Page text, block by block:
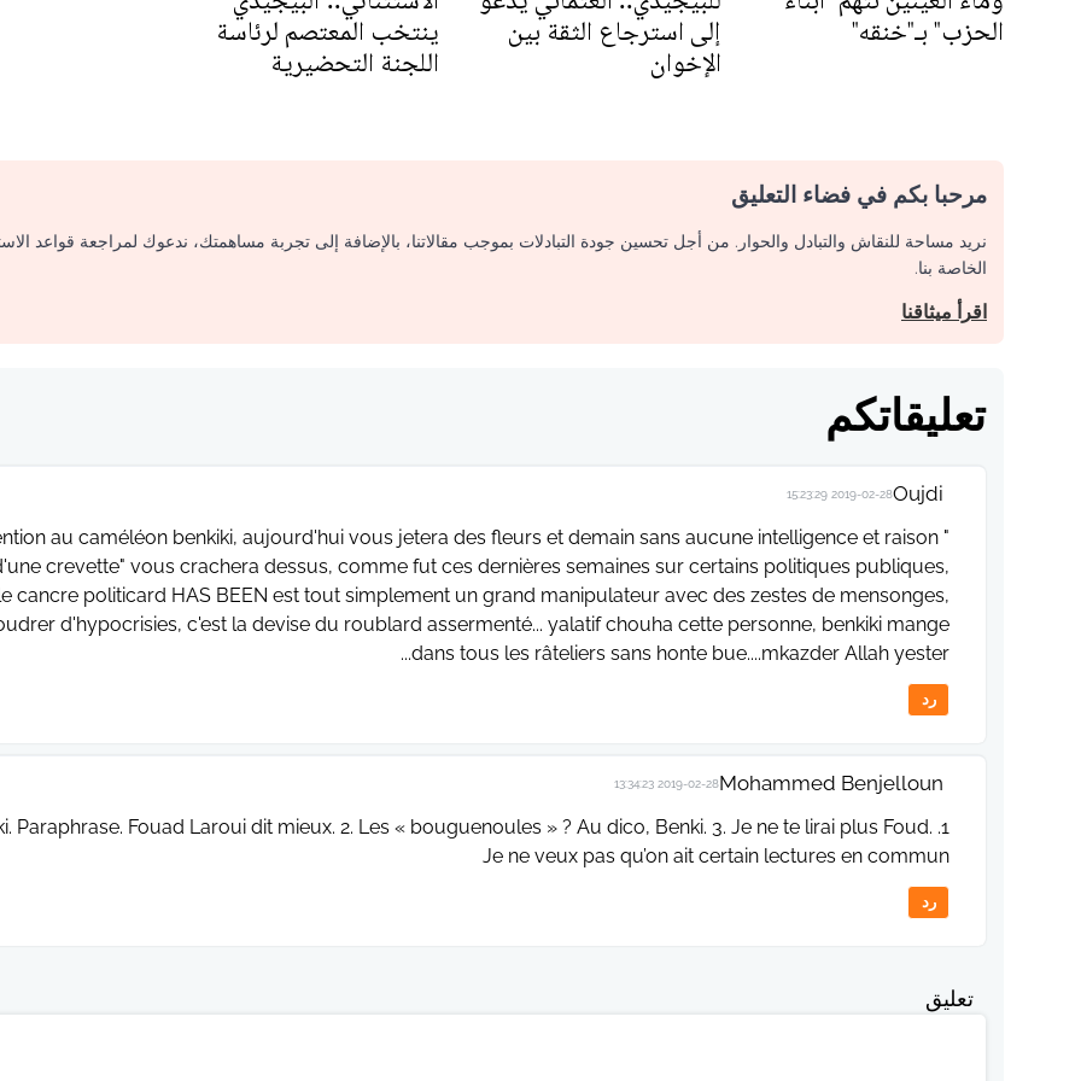
الحزب" بـ"خنقه"
إلى استرجاع الثقة بين
الإخوان
ينتخب المعتصم لرئاسة
اللجنة التحضيرية
مرحبا بكم في فضاء التعليق
نريد مساحة للنقاش والتبادل والحوار. من أجل تحسين جودة التبادلات بموجب مقالاتنا، بالإضافة إلى تجربة مساهمتك، ندعوك لمراجعة قواعد
الخاصة بنا.
اقرأ ميثاقنا
تعليقاتكم
Oujdi
2019-02-28 15:23:29
au caméléon benkiki, aujourd'hui vous jetera des fleurs et demain sans aucune intelligence et raison "
crevette" vous crachera dessus, comme fut ces dernières semaines sur certains politiques publiques,
cancre politicard HAS BEEN est tout simplement un grand manipulateur avec des zestes de mensonges,
d'hypocrisies, c'est la devise du roublard assermenté... yalatif chouha cette personne, benkiki mange
dans tous les râteliers sans honte bue....mkazder Allah yester...
رد
Mohammed Benjelloun
2019-02-28 13:34:23
Paraphrase. Fouad Laroui dit mieux. 2. Les « bouguenoules » ? Au dico, Benki. 3. Je ne te lirai plus Foud.
Je ne veux pas qu’on ait certain lectures en commun
رد
تعليق